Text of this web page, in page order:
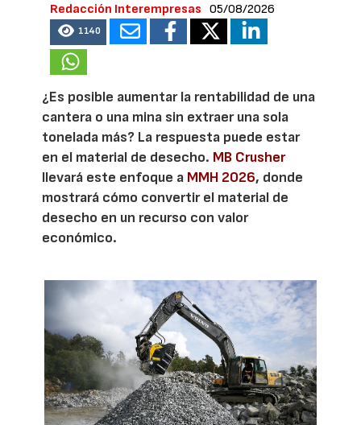
Redacción Interempresas 05/08/2026
1140
¿Es posible aumentar la rentabilidad de una
cantera o una mina sin extraer una sola
tonelada más? La respuesta puede estar
en el material de desecho. MB Crusher
llevará este enfoque a MMH 2026, donde
mostrará cómo convertir el material de
desecho en un recurso con valor
económico.